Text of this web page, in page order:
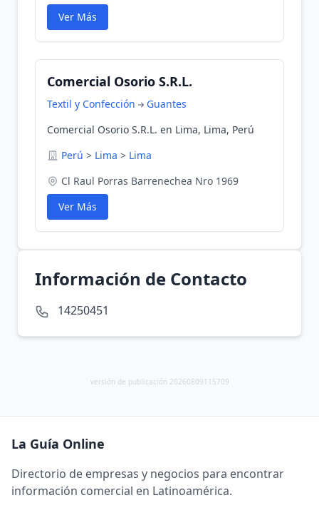
Ver Más
Comercial Osorio S.R.L.
Textil y Confección
Guantes
Comercial Osorio S.R.L. en Lima, Lima, Perú
Perú > Lima > Lima
Cl Raul Porras Barrenechea Nro 1969
Ver Más
Información de Contacto
14250451
versión de publicación 20260809115709
La Guía Online
Directorio de empresas y negocios para encontrar
información comercial en Latinoamérica.